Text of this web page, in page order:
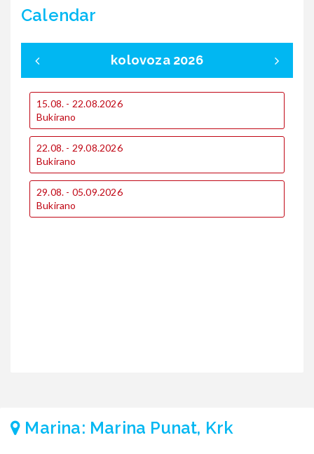
Calendar
kolovoza 2026
15.08. - 22.08.2026
Bukirano
22.08. - 29.08.2026
Bukirano
29.08. - 05.09.2026
Bukirano
Marina: Marina Punat, Krk